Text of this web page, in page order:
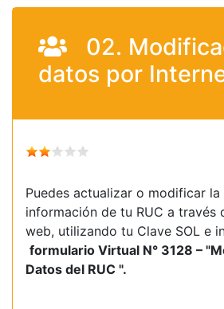
02.
datos por
Puedes actualizar o modificar la
información de tu RUC a través
web, utilizando tu Clave SOL e
formulario Virtual N° 3128 –
Datos del RUC ".